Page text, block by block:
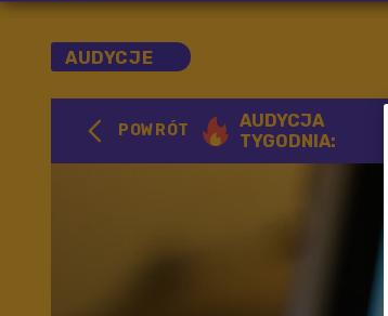
AUDYCJE
POWRÓT
AUDYCJA
TYGODNIA: